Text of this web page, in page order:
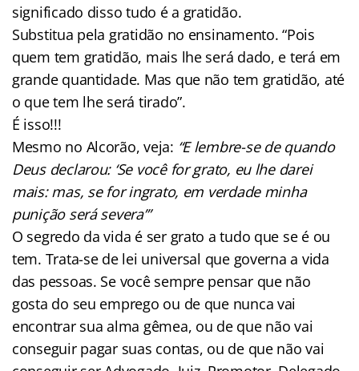
significado disso tudo é a gratidão.
Substitua pela gratidão no ensinamento. “Pois
quem tem gratidão, mais lhe será dado, e terá em
grande quantidade. Mas que não tem gratidão, até
o que tem lhe será tirado”.
É isso!!!
Mesmo no Alcorão, veja: “E lembre-se de quando
Deus declarou: ‘Se você for grato, eu lhe darei
mais: mas, se for ingrato, em verdade minha
punição será severa’”
O segredo da vida é ser grato a tudo que se é ou
tem. Trata-se de lei universal que governa a vida
das pessoas. Se você sempre pensar que não
gosta do seu emprego ou de que nunca vai
encontrar sua alma gêmea, ou de que não vai
conseguir pagar suas contas, ou de que não vai